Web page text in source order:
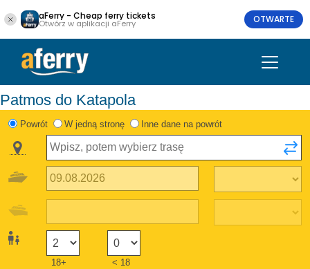
aFerry - Cheap ferry tickets
Otwórz w aplikacji aFerry OTWARTE
Patmos do Katapola
Powrót W jedną stronę Inne dane na powrót
18+ < 18